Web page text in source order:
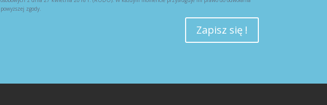
powyższej zgody.
Zapisz się !